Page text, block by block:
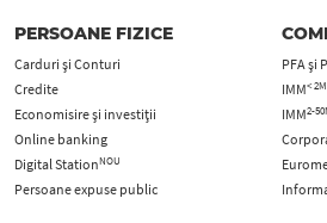
PERSOANE FIZICE
Carduri şi Conturi
Credite
Economisire și investiții
Online banking
Digital StationNOU
Persoane expuse public
PFA şi
IMM<
IMM2-